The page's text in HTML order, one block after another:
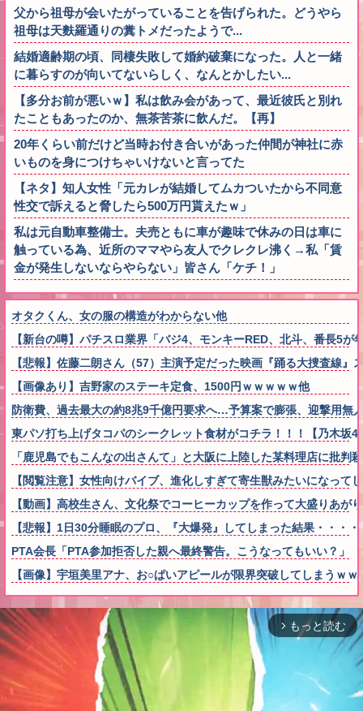
父から祖母が会いたがっていることを告げられた。どうやら
祖母は天麩羅通りの糞トメだったようで...
結婚適齢期の頃、同棲失敗して婚約破棄になった。人と一緒
に暮らすのが向いてないらしく、なんとかしたい...
【多分お前が悪いｗ】私は飲み会があって、最近彼氏と別れ
たこともあったのか、無茶苦茶に飲んだ。【再】
20年くらい前だけど当時お付き合いがあった仲間が神社に赤
いものを身につけちゃいけないと言ってた
【ネタ】知人女性「元カレが結婚してムカついたから不同意
性交で訴えると脅したら500万円貰えたｗ」
私は元自動車整備士。夫売ともに車が趣味で休みの日は車に
触っている為、近所のママやら友人でクレクレ沸く→私「賃
金が発生しないならやらない」皆さん「ケチ！」
オタクくん、女の服の構造がわからない他
【新台の噂】パチスロ業界「バジ4、モンキーRED、北斗、番長5
【悲報】佐藤二朗さん（57）主演予定だった映画『踊る大捜査線
【画像あり】吉野家のステーキ定食、1500円ｗｗｗｗｗ他
防衛費、過去最大の約8兆9千億円要求へ…予算案で膨張、迎撃用無
東パソ打ち上げタコパのシークレット食材がコチラ！！！【乃木坂
「鹿児島でもこんなの出さんて」と大阪に上陸した某料理店に批
【閲覧注意】女性向けバイブ、進化しすぎて寄生獣みたいになって
【動画】高校生さん、文化祭でコーヒーカップを作って大盛りあ
【悲報】1日30分睡眠のプロ、『大爆発』してしまった結果・・・・
PTA会長「PTA参加拒否した親へ最終警告。こうなってもいい？」
【画像】宇垣美里アナ、お○ぱいアピールが限界突破してしまうｗｗ
arrow_forward_ios もっと読む